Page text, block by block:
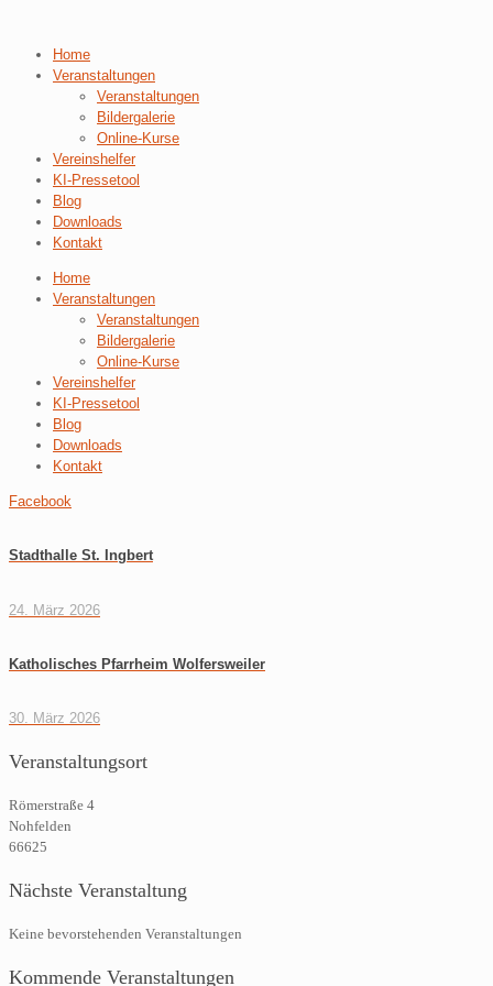
Home
Veranstaltungen
Veranstaltungen
Bildergalerie
Online-Kurse
Vereinshelfer
KI-Pressetool
Blog
Downloads
Kontakt
Home
Veranstaltungen
Veranstaltungen
Bildergalerie
Online-Kurse
Vereinshelfer
KI-Pressetool
Blog
Downloads
Kontakt
Facebook
Stadthalle St. Ingbert
24. März 2026
Katholisches Pfarrheim Wolfersweiler
30. März 2026
Veranstaltungsort
Römerstraße 4
Nohfelden
66625
Nächste Veranstaltung
Keine bevorstehenden Veranstaltungen
Kommende Veranstaltungen